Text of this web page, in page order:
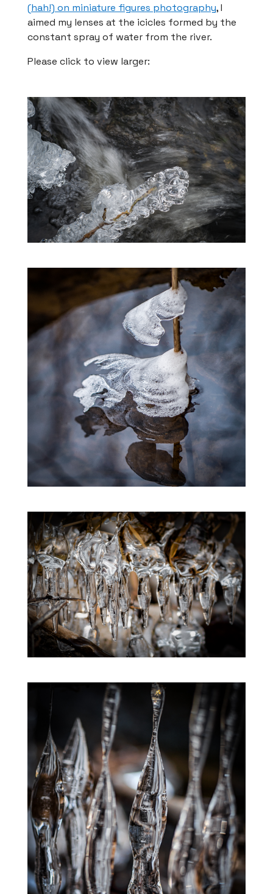
(hah!) on miniature figures photography, I
aimed my lenses at the icicles formed by the
constant spray of water from the river.
Please click to view larger: